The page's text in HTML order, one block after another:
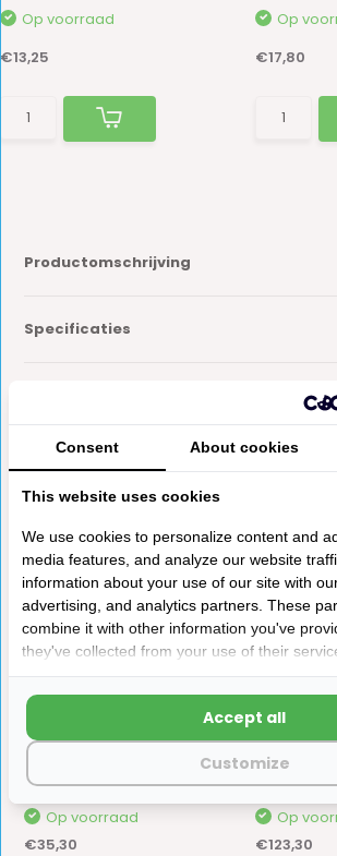
Op voorraad
€13,25
Op
€17,80
Productomschrijving
Specificaties
Anderen kochten ook
Dometic Heki 3
Scharniervergrendeling
Op voorraad
€35,30
Dometic
EK2000
RAL9005
Op
€123,30
Consent About cookies
This website uses cookies
We use cookies to personalize content and
media features, and analyze our website
information about your use of our site with
advertising, and analytics partners. These
combine it with other information you've
they've collected from your use of their
Customize
Accept all